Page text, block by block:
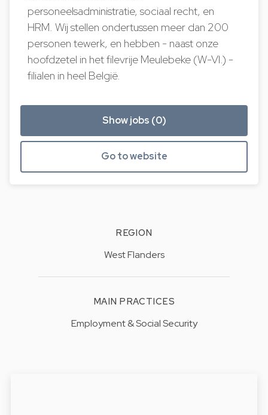
personeelsadministratie, sociaal recht, en
HRM. Wij stellen ondertussen meer dan 200
personen tewerk, en hebben - naast onze
hoofdzetel in het filevrije Meulebeke (W-Vl.) -
filialen in heel België.
Show jobs (0)
Go to website
REGION
West Flanders
MAIN PRACTICES
Employment & Social Security